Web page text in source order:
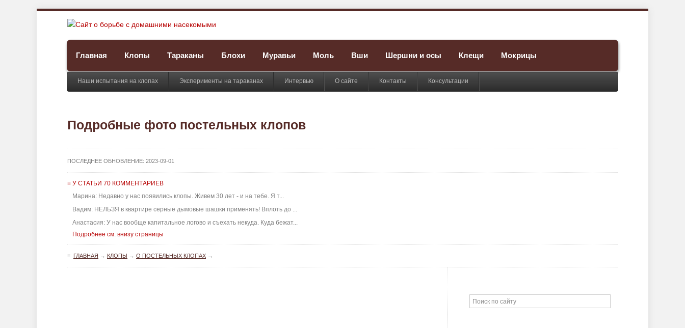
Главная Клопы Тараканы Блохи Муравьи Моль Вши Шершни и осы Клещи Мокрицы
Наши испытания на клопах Эксперименты на тараканах Интервью О сайте Контакты Консультации
Подробные фото постельных клопов
ПОСЛЕДНЕЕ ОБНОВЛЕНИЕ: 2023-09-01
≡ У СТАТЬИ 70 КОММЕНТАРИЕВ
Марина: Недавно у нас появились клопы. Живем 30 лет - и на тебе. Я т...
Вадим: НЕЛЬЗЯ в квартире серные дымовые шашки применять! Вплоть до ...
Анастасия: У нас вообще капитальное логово и съехать некуда. Куда бежат...
Подробнее см. внизу страницы
≡ ГЛАВНАЯ → КЛОПЫ → О ПОСТЕЛЬНЫХ КЛОПАХ →